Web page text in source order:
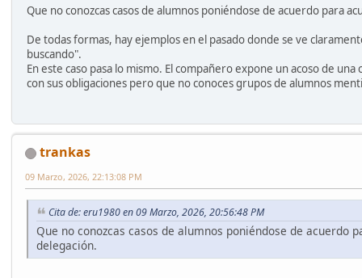
Que no conozcas casos de alumnos poniéndose de acuerdo para
De todas formas, hay ejemplos en el pasado donde se ve
buscando".
En este caso pasa lo mismo. El compañero expone un acoso de
con sus obligaciones pero que no conoces grupos de alumnos
trankas
09 Marzo, 2026, 22:13:08 PM
Cita de: eru1980 en 09 Marzo, 2026, 20:56:48 PM
Que no conozcas casos de alumnos poniéndose de
delegación.